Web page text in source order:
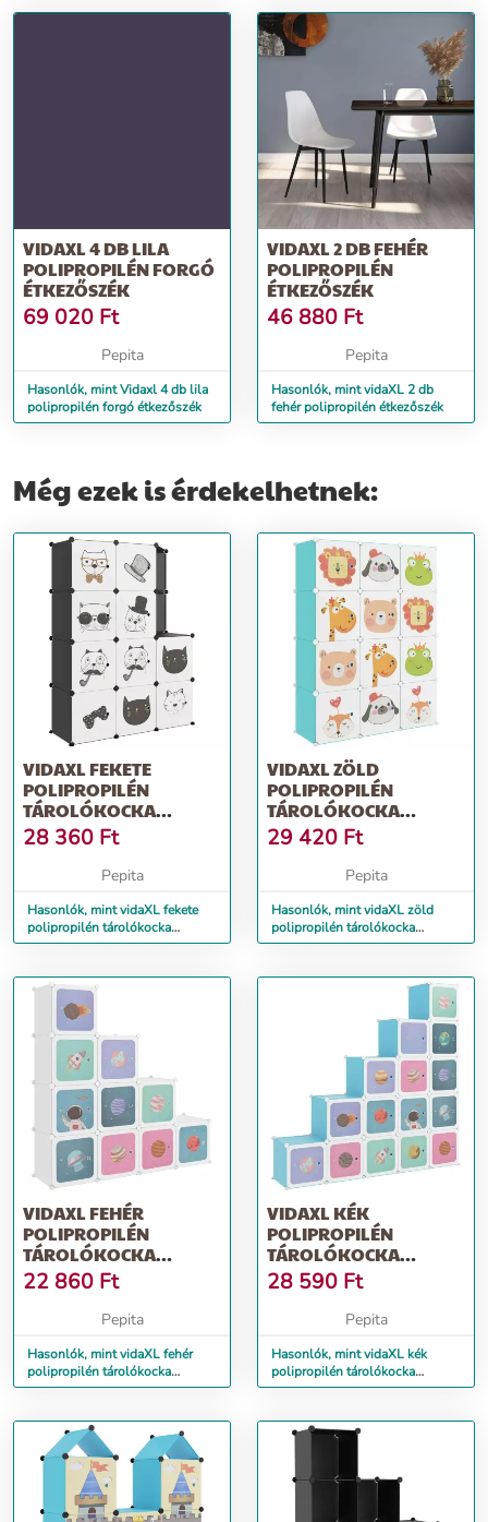
VIDAXL 4 DB LILA
POLIPROPILÉN FORGÓ
ÉTKEZŐSZÉK
69 020 Ft
Pepita
Hasonlók, mint Vidaxl 4 db lila
polipropilén forgó étkezőszék
VIDAXL 2 DB FEHÉR
POLIPROPILÉN
ÉTKEZŐSZÉK
46 880 Ft
Pepita
Hasonlók, mint vidaXL 2 db
fehér polipropilén étkezőszék
Még ezek is érdekelhetnek:
VIDAXL FEKETE
POLIPROPILÉN
TÁROLÓKOCKA
GYEREKEKNEK 10
KOCKÁVAL
28 360 Ft
Pepita
Hasonlók, mint vidaXL fekete
polipropilén tárolókocka
gyerekeknek 10 kockával
VIDAXL ZÖLD
POLIPROPILÉN
TÁROLÓKOCKA
GYEREKEKNEK 12
KOCKÁVAL
29 420 Ft
Pepita
Hasonlók, mint vidaXL zöld
polipropilén tárolókocka
gyerekeknek 12 kockával
VIDAXL FEHÉR
POLIPROPILÉN
TÁROLÓKOCKA
GYEREKEKNEK 10
KOCKÁVAL
22 860 Ft
Pepita
Hasonlók, mint vidaXL fehér
polipropilén tárolókocka
gyerekeknek 10 kockával
VIDAXL KÉK
POLIPROPILÉN
TÁROLÓKOCKA
GYEREKEKNEK 15
KOCKÁVAL
28 590 Ft
Pepita
Hasonlók, mint vidaXL kék
polipropilén tárolókocka
gyerekeknek 15 kockával